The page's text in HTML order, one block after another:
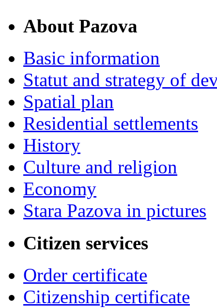
About Pazova
Basic information
Statut and strategy of
Spatial plan
Residential settlements
History
Culture and religion
Economy
Stara Pazova in pictures
Citizen services
Order certificate
Citizenship certificate